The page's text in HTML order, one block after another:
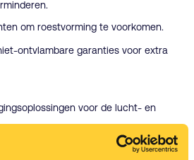
om roestvorming te voorkomen.
ontvlambare garanties voor extra
voor de lucht- en